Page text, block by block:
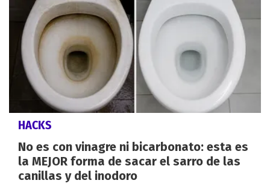
HACKS
No es con vinagre ni bicarbonato: esta es
la MEJOR forma de sacar el sarro de las
canillas y del inodoro